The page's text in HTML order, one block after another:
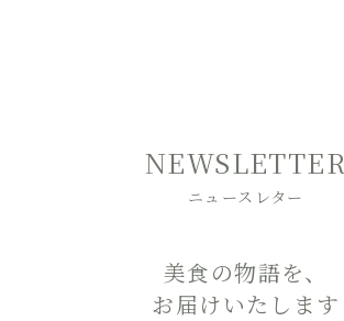
NEWSLETTER
ニュースレター
美食の物語を、
お届けいたします